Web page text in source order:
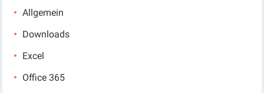
Allgemein
Downloads
Excel
Office 365